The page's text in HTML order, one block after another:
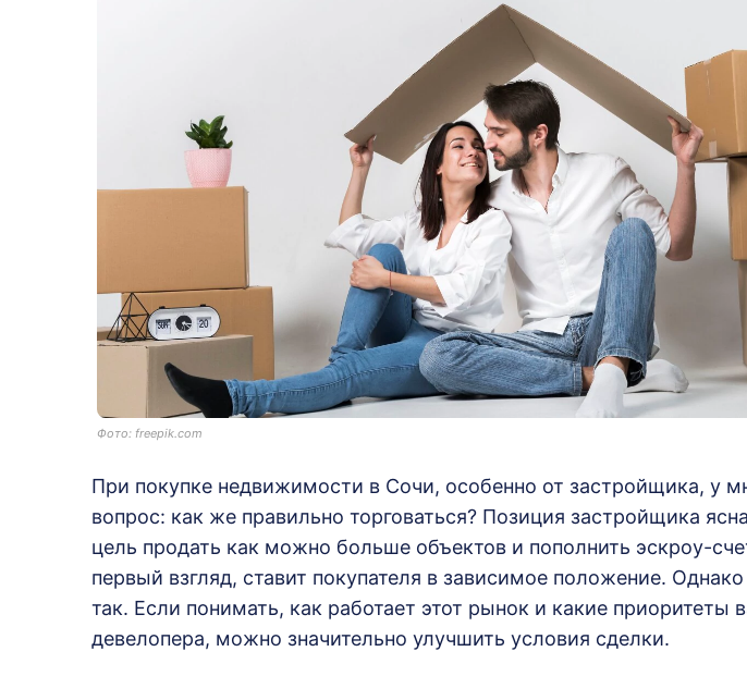
Фото: freepik.com
При покупке недвижимости в Сочи, особенно от застройщика, у
вопрос: как же правильно торговаться? Позиция застройщика ясна
цель продать как можно больше объектов и пополнить эскроу-
первый взгляд, ставит покупателя в зависимое положение.
так. Если понимать, как работает этот рынок и какие приоритеты
девелопера, можно значительно улучшить условия сделки.